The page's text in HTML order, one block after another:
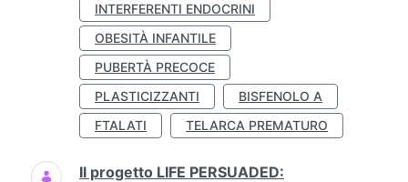
INTERFERENTI ENDOCRINI
OBESITÀ INFANTILE
PUBERTÀ PRECOCE
PLASTICIZZANTI
BISFENOLO A
FTALATI
TELARCA PREMATURO
Il progetto LIFE PERSUADED: